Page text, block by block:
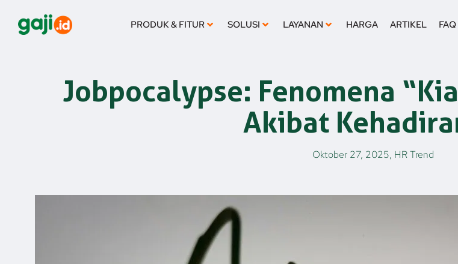
konten
PRODUK & FITUR SOLUSI LAYANAN HARGA ARTIKEL FAQ
Jobpocalypse: Fenomena
Akibat
Oktober 27, 2025, HR Trend